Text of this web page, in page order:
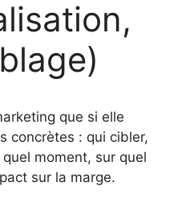
que si elle
concrètes : qui cibler,
moment, sur quel
sur la marge.